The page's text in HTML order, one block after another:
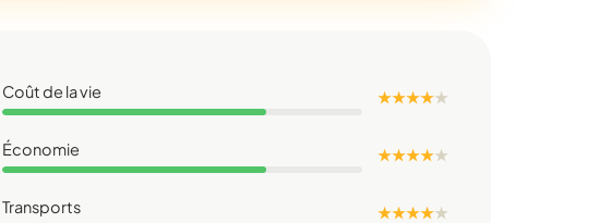
Coût de la vie ★ ★ ★ ★★
Économie ★ ★ ★ ★★
Transports ★ ★ ★ ★★